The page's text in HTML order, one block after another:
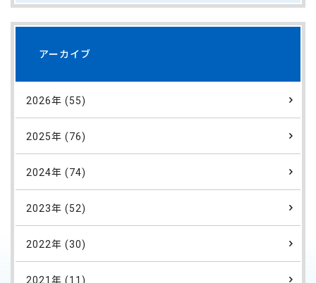
アーカイブ
2026年 (55)
2025年 (76)
2024年 (74)
2023年 (52)
2022年 (30)
2021年 (11)